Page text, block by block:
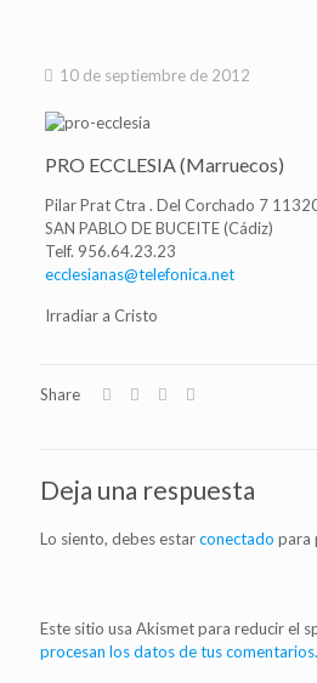
10 de septiembre de 2012
PRO ECCLESIA (Marruecos)
Pilar Prat Ctra . Del Corchado 7
SAN PABLO DE BUCEITE (Cádiz)
Telf. 956.64.23.23
ecclesianas@telefonica.net
Irradiar a Cristo
Share
Deja una respuesta
Lo siento, debes estarconectado para
Este sitio usa Akismet para reducir el
procesan los datos de tus comentarios.